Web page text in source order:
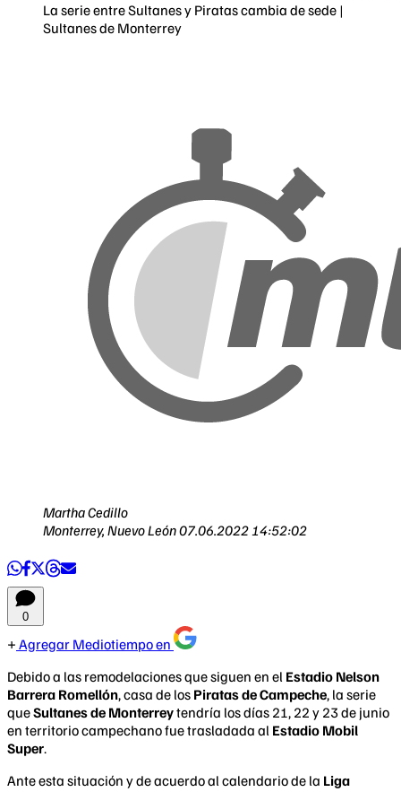
La serie entre Sultanes y Piratas cambia de sede |
Sultanes de Monterrey
Martha Cedillo
Monterrey, Nuevo León07.06.2022 14:52:02
0
Agregar Mediotiempo en
Debido a las remodelaciones que siguen en el Estadio Nelson
Barrera Romellón, casa de los Piratas de Campeche, la serie
queSultanes de Monterreytendría los días 21, 22 y 23 de junio
en territorio campechano fue trasladada al Estadio Mobil
Super.
Ante esta situación y de acuerdo al calendario de la Liga